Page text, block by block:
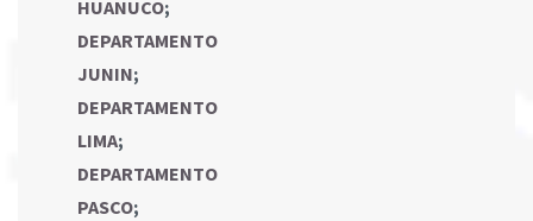
HUANUCO;
DEPARTAMENTO
JUNIN;
DEPARTAMENTO
LIMA;
DEPARTAMENTO
PASCO;